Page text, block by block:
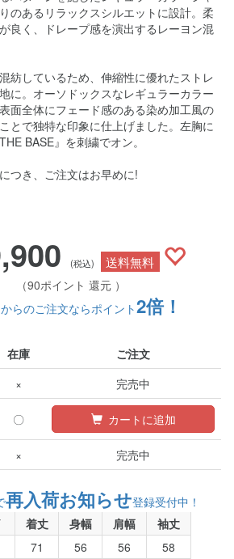
のあるリラックスシルエットに設計。柔
良く、ドレープ感を演出するレーヨン混
紡しているため、伸縮性に優れたストレ
に。オーソドックスなレギュラーカラー
面全体にフェード感のある染め加工風の
とで独特な印象に仕上げました。左胸に
BASE』を刺繍でオン。
つき、ご注文はお早めに!
(税込) 送料無料
（90ポイント 還元 ）
らのご注文ならポイント2倍！
在庫
ご注文
× 完売中
〇 カートに追加
× 完売中
再入荷お知らせ登録受付中！
着丈 身幅 肩幅
袖丈
71 56 56
58